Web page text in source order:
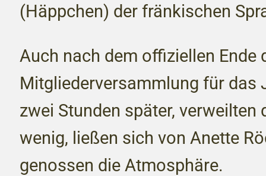
(Häppchen) der fränkischen
Auch nach dem offiziellen Ende
Mitgliederversammlung für das
zwei Stunden später, verweilten
wenig, ließen sich von Anette
genossen die Atmosphäre.